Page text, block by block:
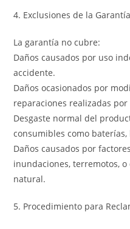
4. Exclusiones de la
La garantía no cubre:
Daños causados por uso
accidente.
Daños ocasionados por
reparaciones realizadas por
Desgaste normal del
consumibles como
Daños causados por
inundaciones, terremotos,
natural.
5. Procedimiento para